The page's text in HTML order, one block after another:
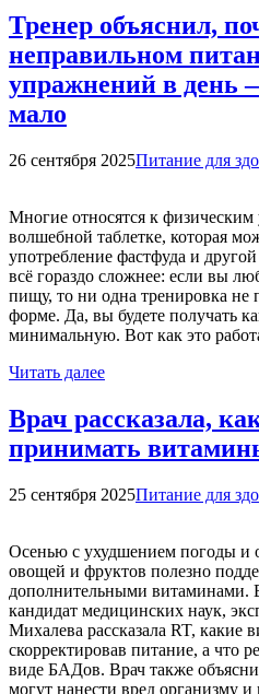
Тренер объяснил,
неправильном
упражнений в день
мало
26 сентября 2025Питание для
Многие относятся к
волшебной таблетке, которая
употребление фастфуда и
всё гораздо сложнее: если вы
пищу, то ни одна тренировка не
форме. Да, вы будете получать
минимальную. Вот как это
Читать далее
Врач рассказала,
принимать
25 сентября 2025Питание для
Осенью с ухудшением погоды и
овощей и фруктов полезно
дополнительными витаминами.
кандидат медицинских наук,
Михалева рассказала RT,
скорректировав питание, а что
виде БАДов. Врач также
могут нанести вред организму